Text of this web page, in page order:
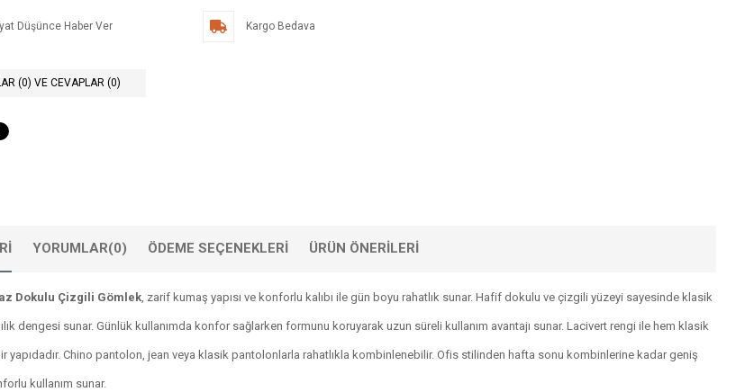
Düşünce Haber Ver Kargo Bedava
(0) VE CEVAPLAR (0)
YORUMLAR(0) ÖDEME SEÇENEKLERI ÜRÜN ÖNERILERI
Dokulu Çizgili Gömlek, zarif kumaş yapısı ve konforlu kalıbı ile gün boyu rahatlık sunar. Hafif dokulu ve çizgili yüzeyi sayesinde klasik
dengesi sunar. Günlük kullanımda konfor sağlarken formunu koruyarak uzun süreli kullanım avantajı sunar. Lacivert rengi ile hem klasik
Chino pantolon, jean veya klasik pantolonlarla rahatlıkla kombinlenebilir. Ofis stilinden hafta sonu kombinlerine kadar geniş
kullanım sunar.